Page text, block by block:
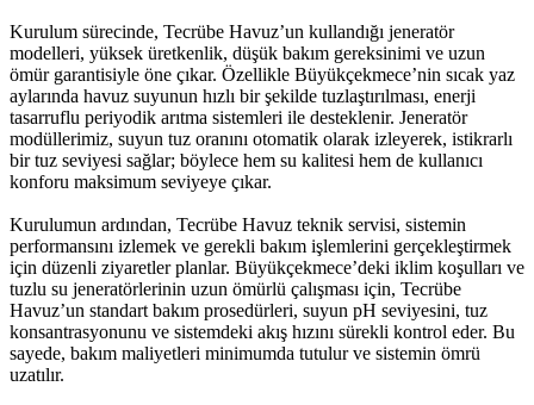
Kurulum sürecinde, Tecrübe Havuz’un kullandığı jeneratör
modelleri, yüksek üretkenlik, düşük bakım gereksinimi ve uzun
ömür garantisiyle öne çıkar. Özellikle Büyükçekmece’nin sıcak yaz
aylarında havuz suyunun hızlı bir şekilde tuzlaştırılması, enerji
tasarruflu periyodik arıtma sistemleri ile desteklenir. Jeneratör
modüllerimiz, suyun tuz oranını otomatik olarak izleyerek, istikrarlı
bir tuz seviyesi sağlar; böylece hem su kalitesi hem de kullanıcı
konforu maksimum seviyeye çıkar.
Kurulumun ardından, Tecrübe Havuz teknik servisi, sistemin
performansını izlemek ve gerekli bakım işlemlerini gerçekleştirmek
için düzenli ziyaretler planlar. Büyükçekmece’deki iklim koşulları ve
tuzlu su jeneratörlerinin uzun ömürlü çalışması için, Tecrübe
Havuz’un standart bakım prosedürleri, suyun pH seviyesini, tuz
konsantrasyonunu ve sistemdeki akış hızını sürekli kontrol eder. Bu
sayede, bakım maliyetleri minimumda tutulur ve sistemin ömrü
uzatılır.